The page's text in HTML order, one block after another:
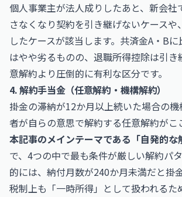
個人事業主が法人成りしたあと、新会社
さなくなり契約を引き継げないケースや
したケースが該当します。共済金A・B
はやや劣るものの、退職所得控除は引き
意解約より圧倒的に有利な区分です。
4. 解約手当金（任意解約・機構解約）
掛金の滞納が12か月以上続いた場合の
者が自らの意思で解約する任意解約がこ
本記事のメインテーマである「自発的な
で、4つの中で最も条件が厳しい解約パ
的には、納付月数が240か月未満だと掛
税制上も「一時所得」として扱われるた